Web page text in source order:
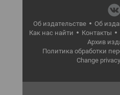
Об издательстве Об
Как нас найти
Контакты
Архив
Политика обработки
Change